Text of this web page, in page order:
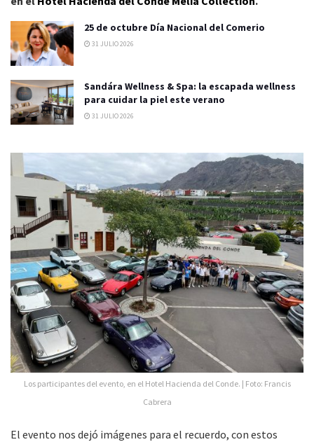
25 de octubre Día Nacional del Comerio
31 JULIO 2026
Sandára Wellness & Spa: la escapada wellness
para cuidar la piel este verano
31 JULIO 2026
Los participantes del evento, en el Hotel Hacienda del Conde. | Foto: Francis
Cabrera
El evento nos dejó imágenes para el recuerdo, con estos